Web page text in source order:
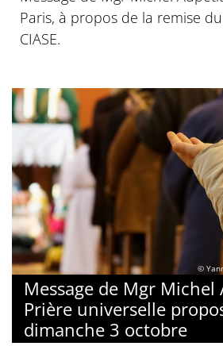
Paris, à propos de la remise
CIASE.
©
Message de Mgr
Prière universelle
dimanche 3 octobre